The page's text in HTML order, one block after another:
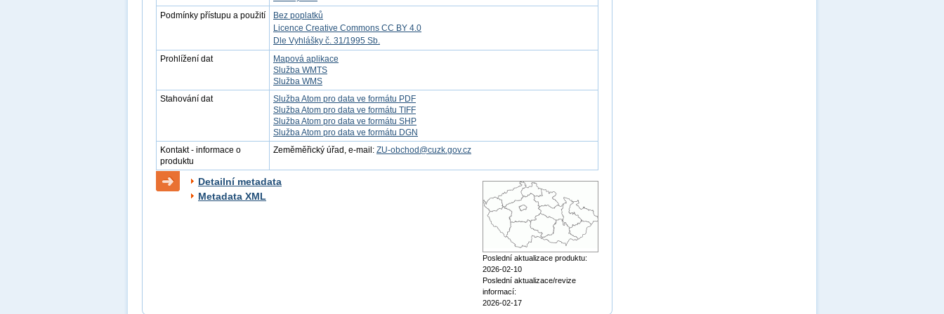
Podmínky přístupu a použití
Bez poplatků
Licence Creative Commons CC BY 4.0
Dle Vyhlášky č. 31/1995 Sb.
Prohlížení dat
Mapová aplikace
Služba WMTS
Služba WMS
Stahování dat
Služba Atom pro data ve formátu PDF
Služba Atom pro data ve formátu TIFF
Služba Atom pro data ve formátu SHP
Služba Atom pro data ve formátu DGN
Kontakt - informace o
produktu
Zeměměřický úřad, e-mail: ZU-obchod@cuzk.gov.cz
Detailní metadata
Metadata XML
Poslední aktualizace produktu:
2026-02-10
Poslední aktualizace/revize
informací:
2026-02-17